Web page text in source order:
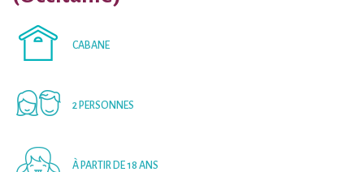
CABANE
2 PERSONNES
À PARTIR DE 18 ANS